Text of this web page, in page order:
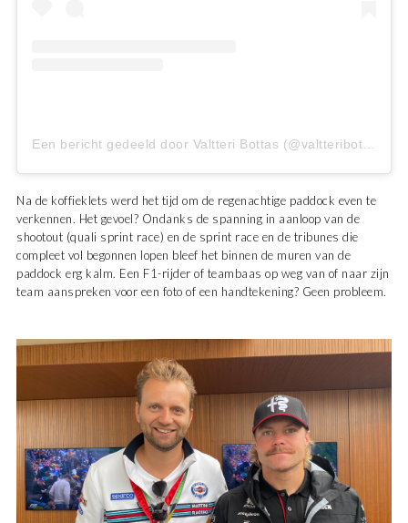
Na de koffieklets werd het tijd om de regenachtige paddock even te
verkennen. Het gevoel? Ondanks de spanning in aanloop van de
shootout (quali sprint race) en de sprint race en de tribunes die
compleet vol begonnen lopen bleef het binnen de muren van de
paddock erg kalm. Een F1-rijder of teambaas op weg van of naar zijn
team aanspreken voor een foto of een handtekening? Geen probleem.